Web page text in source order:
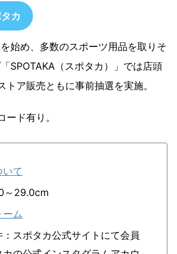
カ
始め、多数のスポーツ用品を取りそ
SPOTAKA（スポタカ）」では店頭
トア販売ともに事前抽選を実施。
ド有り。
て
～29.0cm
ーム
スポタカ公式サイトにて会員